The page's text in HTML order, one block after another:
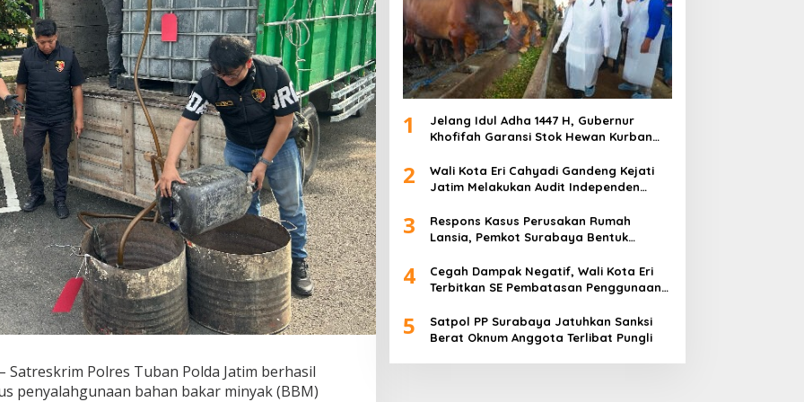
– Satreskrim Polres Tuban Polda Jatim berhasil
penyalahgunaan bahan bakar minyak (BBM)
1
Jelang Idul Adha 1447 H, Gubernur
Khofifah Garansi Stok Hewan Kurban
2
Wali Kota Eri Cahyadi Gandeng Kejati
Jatim Melakukan Audit Independen
3
Respons Kasus Perusakan Rumah
Lansia, Pemkot Surabaya Bentuk
4
Cegah Dampak Negatif, Wali Kota Eri
Terbitkan SE Pembatasan Penggunaan
5
Satpol PP Surabaya Jatuhkan Sanksi
Berat Oknum Anggota Terlibat Pungli